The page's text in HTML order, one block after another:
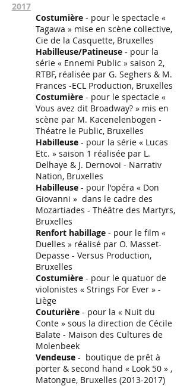
2017
Costumière - pour le spectacle «
Tagawa » mise en scène collective,
Cie de la Casquette, Bruxelles
Habilleuse/Patineuse - pour la
série « Ennemi Public » saison 2,
RTBF, réalisée par G. Seghers & M.
Frances -ECL Production, Bruxelles
Costumière - pour le spectacle «
Vous avez dit Broadway? » mis en
scène par M. Kacenelenbogen -
Théatre le Public, Bruxelles
Habilleuse - pour la série « Lucas
Etc. » saison 1 réalisée par L.
Delhaye & J. Dernovoi - Narrativ
Nation, Bruxelles
Habilleuse - pour l'opéra « Don
Giovanni » dans le cadre des
Mozartiades - Théâtre des Martyrs,
Bruxelles
Renfort habillage - pour le film «
Duelles » réalisé par O. Masset-
Depasse - Versus Production,
Bruxelles
Costumière - pour le quatuor de
violonistes « Strings For Ever » -
Liège
Couturière - pour la « Nuit du
Conte » sous la direction de Cécile
Balate - Maison des Cultures de
Molenbeek
Vendeuse - boutique de prêt à
porter & second hand « Look 50 » ,
Matongue, Bruxelles (2013-2017)